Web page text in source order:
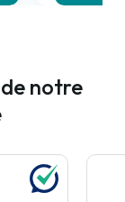
notre